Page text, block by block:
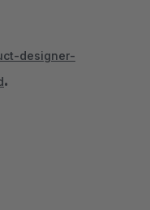
designer-
.